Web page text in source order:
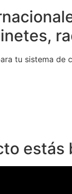
tu sistema de
estás